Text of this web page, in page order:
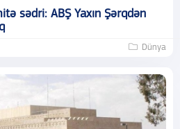
sədri: ABŞ Yaxın Şərqdən
Dünya